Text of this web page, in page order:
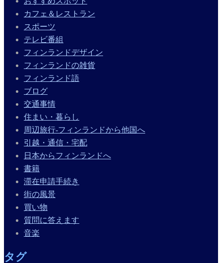
カフェ＆レストラン
スポーツ
テレビ番組
フィンランドデザイン
フィンランドの雑貨
フィンランド語
ブログ
交通事情
住まい・暮らし
周辺旅行-フィンランドから他国へ
引越・通信・宅配
日本からフィンランドへ
書籍
滞在申請手続き
街の風景
買い物
質問に答えます
音楽
タグ